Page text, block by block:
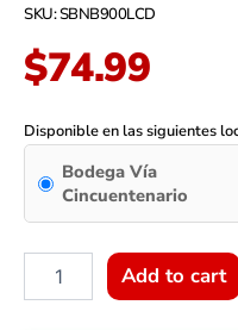
SKU: SBNB900LCD
$74.99
Disponible en las siguientes
Bodega Vía
Cincuentenario
SMARTBITT
SBNB900
900VA/450W,
6
Contactos
con
Add to cart